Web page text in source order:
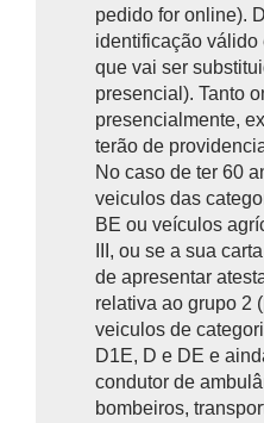
pedido for online).
identificação válido
que vai ser
presencial). Tanto
presencialmente,
terão de
No caso de ter 60
veiculos das
BE ou veículos
III, ou se a sua
de apresentar
relativa ao grupo 2
veiculos de
D1E, D e DE e
condutor de
bombeiros,